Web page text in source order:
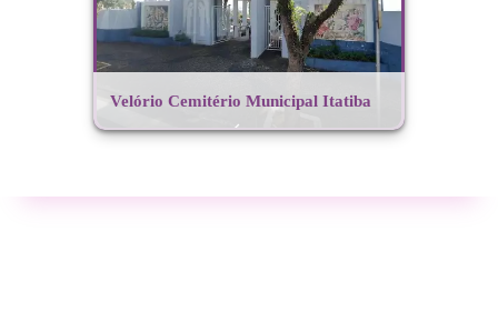
Velório Cemitério Municipal Itatiba